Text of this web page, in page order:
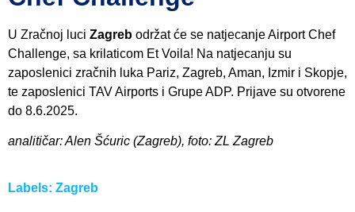
U Zračnoj luci Zagreb održat će se natjecanje Airport Chef
Challenge, sa krilaticom Et Voila! Na natjecanju su
zaposlenici zračnih luka Pariz, Zagreb, Aman, Izmir i Skopje,
te zaposlenici TAV Airports i Grupe ADP. Prijave su otvorene
do 8.6.2025.
analitičar: Alen Šćuric (Zagreb), foto: ZL Zagreb
Labels: Zagreb